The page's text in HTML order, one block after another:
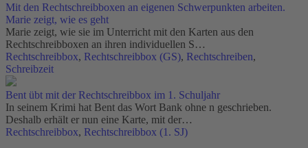
Mit den Rechtschreibboxen an eigenen Schwerpunkten arbeiten.
Marie zeigt, wie es geht
Marie zeigt, wie sie im Unterricht mit den Karten aus den
Rechtschreibboxen an ihren individuellen S…
Rechtschreibbox, Rechtschreibbox (GS), Rechtschreiben,
Schreibzeit
Bent übt mit der Rechtschreibbox im 1. Schuljahr
In seinem Krimi hat Bent das Wort Bank ohne n geschrieben.
Deshalb erhält er nun eine Karte, mit der…
Rechtschreibbox, Rechtschreibbox (1. SJ)